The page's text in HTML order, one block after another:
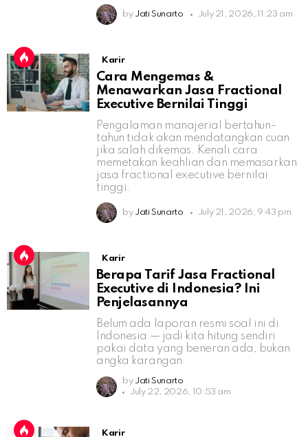
by Jati Sunarto July 21, 2026, 11:23 am
Karir
Cara Mengemas &
Menawarkan Jasa Fractional
Executive Bernilai Tinggi
Pengalaman manajerial bertahun-
tahun tidak akan mendatangkan cuan
jika salah dikemas. Kenali cara
memetakan keahlian dan memasarkan
jasa fractional executive bernilai
tinggi.
by Jati Sunarto July 21, 2026, 9:43 pm
Karir
Berapa Tarif Jasa Fractional
Executive di Indonesia? Ini
Penjelasannya
Belum ada laporan resmi soal ini di
Indonesia — jadi kita hitung sendiri
pakai data yang beneran ada, bukan
angka karangan.
by Jati Sunarto
July 22, 2026, 10:53 am
Karir